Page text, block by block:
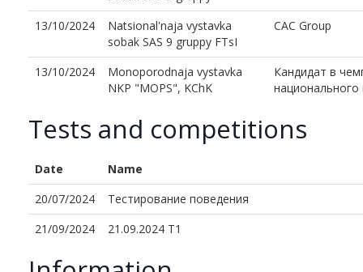
13/10/2024
Natsional'naja vystavka
sobak SAS 9 gruppy FTsI
CAC Group
13/10/2024
Monoporodnaja vystavka
NKP "MOPS", KChK
Кандидат в
Tests and competitions
Date
Name
20/07/2024
Тестирование поведения
21/09/2024
21.09.2024 Т1